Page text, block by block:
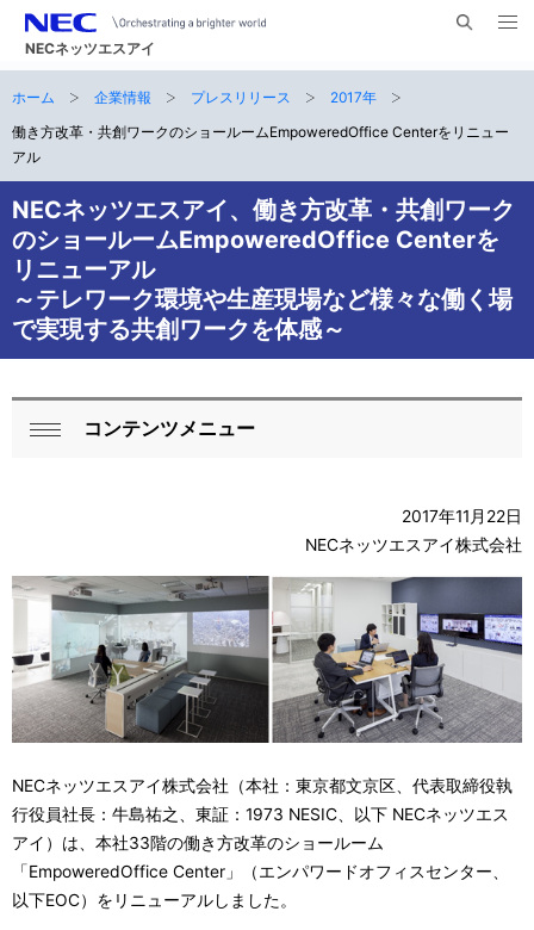
NECネッツエスアイ
メ
く
ナ
ビ
ゲ
ー
シ
ョ
ン
サ
イ
内
の
現
在
ホーム 企業情報 プレスリリース
2017年
働き方改革・共創ワークのショールームEmpoweredOffice Centerをリニュー
アル
NECネッツエスアイ、働き方改革・共創ワーク
のショールームEmpoweredOffice Centerを
リニューアル
～テレワーク環境や生産現場など様々な働く場
で実現する共創ワークを体感～
ロ
ル
ビ
ゲ
ー
シ
ョ
ン
コンテンツメニュー
2017年11月22日
NECネッツエスアイ株式会社
NECネッツエスアイ株式会社（本社：東京都文京区、代表取締役執
行役員社長：牛島祐之、東証：1973 NESIC、以下 NECネッツエス
アイ）は、本社33階の働き方改革のショールーム
「EmpoweredOffice Center」（エンパワードオフィスセンター、
以下EOC）をリニューアルしました。